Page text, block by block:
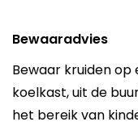
Bewaaradvies
Bewaar kruiden op
koelkast, uit de
het bereik van